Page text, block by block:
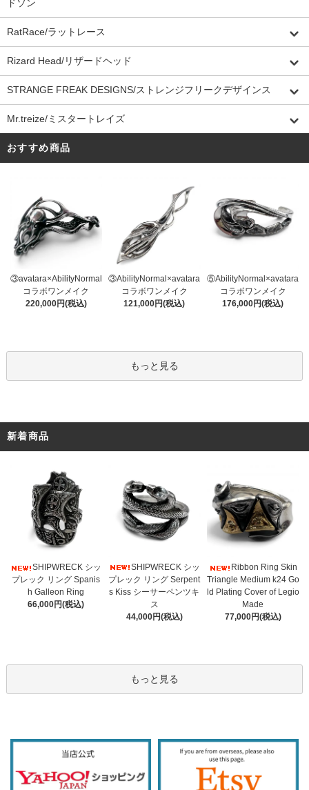
ドソン
RatRace/ラットレース
Rizard Head/リザードヘッド
STRANGE FREAK DESIGNS/ストレンジフリークデザインス
Mr.treize/ミスタートレイズ
おすすめ商品
③avatara×AbilityNormal
コラボワンメイク
220,000円(税込)
③AbilityNormal×avatara
コラボワンメイク
121,000円(税込)
⑤AbilityNormal×avatara
コラボワンメイク
176,000円(税込)
もっと見る
新着商品
SHIPWRECK シッ
プレック リング Spanis
h Galleon Ring
66,000円(税込)
SHIPWRECK シッ
プレック リング Serpent
s Kiss シーサーペンツキ
ス
44,000円(税込)
Ribbon Ring Skin
Triangle Medium k24 Go
ld Plating Cover of Legio
Made
77,000円(税込)
もっと見る